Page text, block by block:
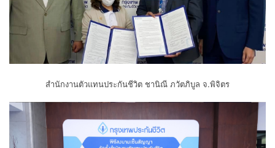
สำนักงานตัวแทนประกันชีวิต ชานิณี ภวัตภิบูล จ.พิจิตร​